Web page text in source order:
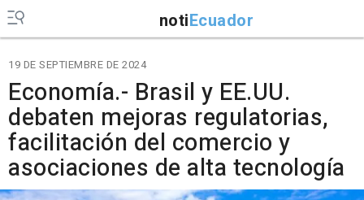
notiEcuador
19 DE SEPTIEMBRE DE 2024
Economía.- Brasil y EE.UU.
debaten mejoras regulatorias,
facilitación del comercio y
asociaciones de alta tecnología